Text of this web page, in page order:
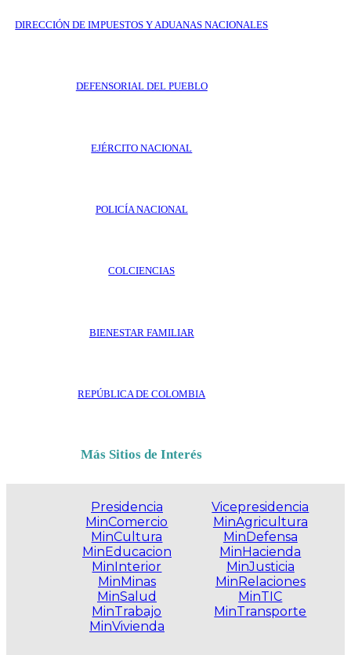
DIRECCIÓN DE IMPUESTOS Y ADUANAS NACIONALES
DEFENSORIAL DEL PUEBLO
EJÉRCITO NACIONAL
POLICÍA NACIONAL
COLCIENCIAS
BIENESTAR FAMILIAR
REPÚBLICA DE COLOMBIA
Más Sitios de Interés
Presidencia
MinComercio
MinCultura
MinEducacion
MinInterior
MinMinas
MinSalud
MinTrabajo
MinVivienda
Vicepresidencia
MinAgricultura
MinDefensa
MinHacienda
MinJusticia
MinRelaciones
MinTIC
MinTransporte